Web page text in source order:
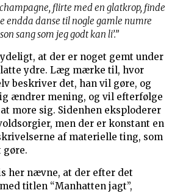
flirte med en glatkrop, finde
endda danse til nogle gamle numre
sang som jeg godt kan li’.”
at der er noget gemt under
ydre. Læg mærke til, hvor
beskriver det, han vil gøre, og
ændrer mening, og vil efterfølge
more sig. Sidenhen eksploderer
men der er konstant en
af materielle ting, som
gøre.
her nævne, at der efter det
titlen “Manhatten jagt”,